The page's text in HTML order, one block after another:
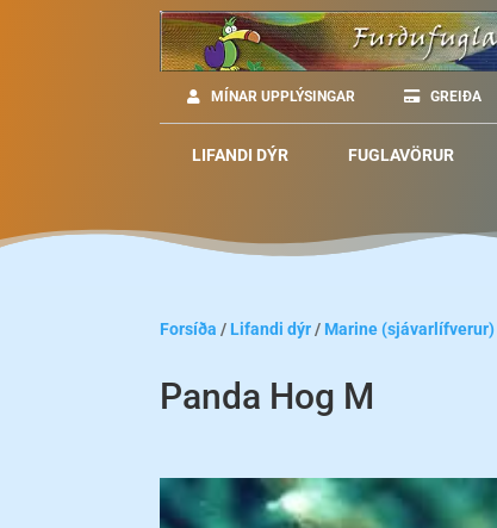
MÍNAR UPPLÝSINGAR GREIÐA
LIFANDI DÝR FUGLAVÖRUR
Forsíða / Lifandi dýr/ Marine (sjávarlífverur)
Panda Hog M